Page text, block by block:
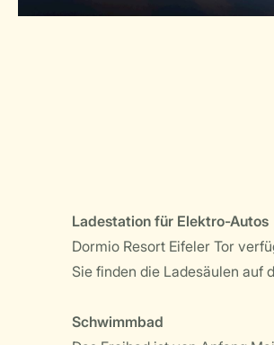
Ladestation für Elektro-Autos
Dormio Resort Eifeler Tor
Sie finden die Ladesäulen auf
Schwimmbad